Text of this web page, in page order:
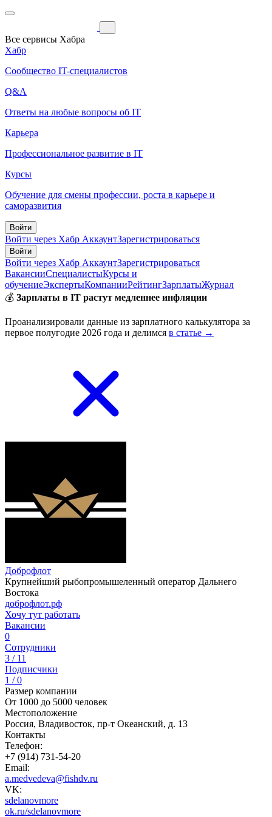
Все сервисы Хабра
Хабр
Сообщество IT-специалистов
Q&A
Ответы на любые вопросы об IT
Карьера
Профессиональное развитие в IT
Курсы
Обучение для смены профессии, роста в карьере и
саморазвития
Войти
Войти через Хабр АккаунтЗарегистрироваться
Войти
Войти через Хабр АккаунтЗарегистрироваться
ВакансииСпециалистыКурсы и
обучениеЭкспертыКомпанииРейтингЗарплатыЖурнал
💰 Зарплаты в IT растут медленнее инфляции
Проанализировали данные из зарплатного калькулятора за
первое полугодие 2026 года и делимся в статье →
Доброфлот
Крупнейший рыбопромышеленный оператор Дальнего
Востока
доброфлот.рф
Хочу тут работать
Вакансии
0
Сотрудники
3 / 11
Подписчики
1 / 0
Размер компании
От 1000 до 5000 человек
Местоположение
Россия, Владивосток, пр-т Океанский, д. 13
Контакты
Телефон:
+7 (914) 731-54-20
Email:
a.medvedeva@fishdv.ru
VK:
sdelanovmore
ok.ru/sdelanovmore